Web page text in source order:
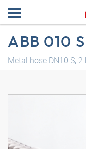
ABB 010 S
Metal hose DN10 S, 2